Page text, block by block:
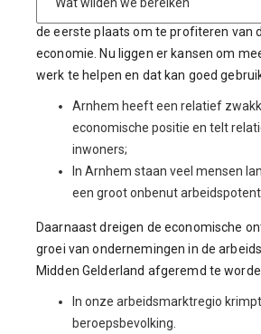
Doorbraken naar werk zijn juist nu heel
de eerste plaats om te profiteren van
economie. Nu liggen er kansen om
werk te helpen en dat kan goed
Arnhem heeft een relatief
economische positie en telt
inwoners;
In Arnhem staan veel mensen
een groot onbenut
Daarnaast dreigen de economische
groei van ondernemingen in de
Midden Gelderland afgeremd te
In onze arbeidsmarktregio
beroepsbevolking.